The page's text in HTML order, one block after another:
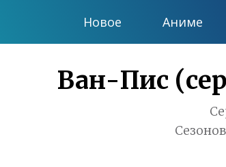
Новое Аниме
Ван-Пис